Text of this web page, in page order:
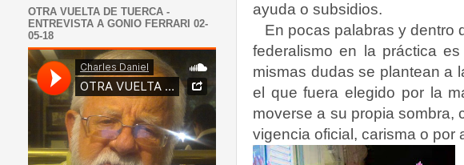
ayuda o subsidios.
En pocas palabras y dentro
federalismo en la práctica
mismas dudas se plantean a
el que fuera elegido por la
moverse a su propia sombra,
vigencia oficial, carisma o por
OTRA VUELTA DE TUERCA -
ENTREVISTA A GONIO FERRARI 02-
05-18